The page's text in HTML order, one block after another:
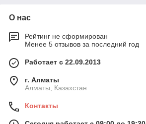
О нас
Рейтинг не сформирован
Менее 5 отзывов за последний год
Работает с 22.09.2013
г. Алматы
Алматы, Казахстан
Контакты